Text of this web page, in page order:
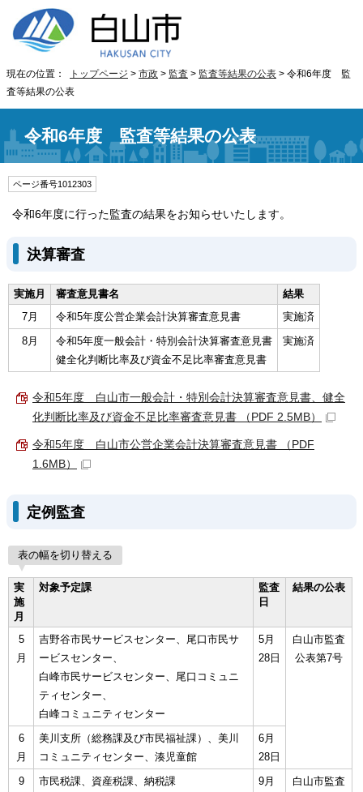
現在の位置： トップページ > 市政 > 監査 > 監査等結果の公表 > 令和6年度 監
査等結果の公表
令和6年度 監査等結果の公表
ページ番号1012303
令和6年度に行った監査の結果をお知らせいたします。
決算審査
実施月 審査意見書名
結果
7月
令和5年度公営企業会計決算審査意見書
実施済
8月
令和5年度一般会計・特別会計決算審査意見書
健全化判断比率及び資金不足比率審査意見書
実施済
令和5年度 白山市一般会計・特別会計決算審査意見書、健全
化判断比率及び資金不足比率審査意見書 （PDF 2.5MB）
令和5年度 白山市公営企業会計決算審査意見書 （PDF
1.6MB）
定例監査
表の幅を切り替える
実
施
月
対象予定課
監査
日
結果の公表
5
月
吉野谷市民サービスセンター、尾口市民サ
ービスセンター、
白峰市民サービスセンター、尾口コミュニ
ティセンター、
白峰コミュニティセンター
5月
28日
白山市監査
公表第7号
6
月
美川支所（総務課及び市民福祉課）、美川
コミュニティセンター、湊児童館
6月
28日
9
市民税課、資産税課、納税課
9月
白山市監査